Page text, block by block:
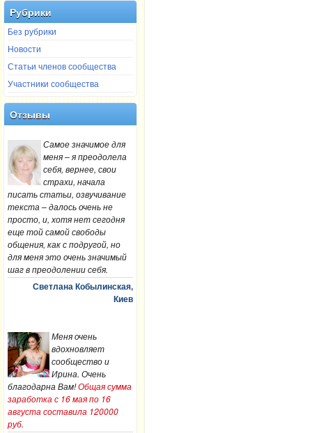
Рубрики
Без рубрики
Новости
Статьи членов сообщества
Участники сообщества
Отзывы
Самое значимое для
меня – я преодолела
себя, вернее, свои
страхи, начала
писать статьи, озвучивание
текста – далось очень не
просто, и, хотя нет сегодня
еще той самой свободы
общения, как с подругой, но
для меня это очень значимый
шаг в преодолении себя.
Светлана Кобылинская,
Киев
Меня очень
вдохновляет
сообщество и
Ирина. Очень
благодарна Вам!Общая сумма
заработка с 16 мая по 16
августа составила 120000
руб.